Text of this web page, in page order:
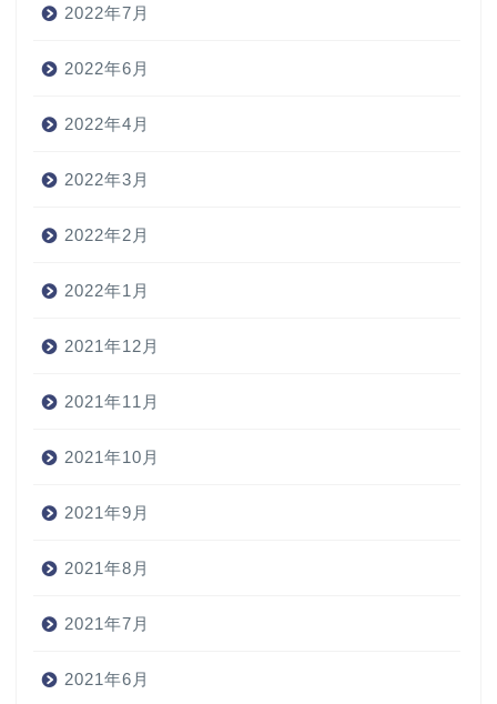
2022年7月
2022年6月
2022年4月
2022年3月
2022年2月
2022年1月
2021年12月
2021年11月
2021年10月
2021年9月
2021年8月
2021年7月
2021年6月